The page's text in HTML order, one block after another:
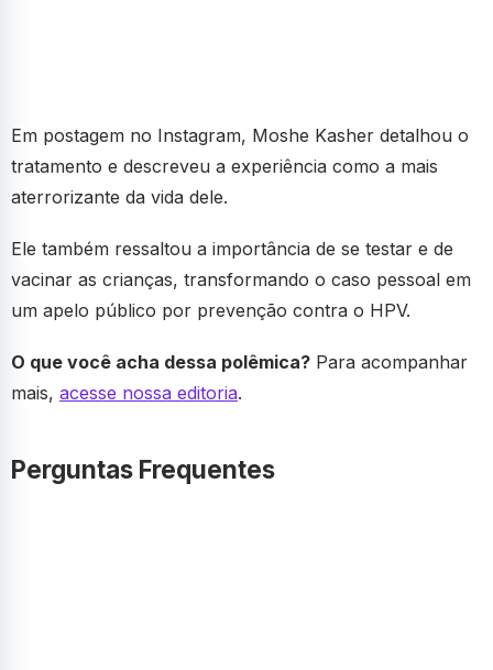
Em postagem no Instagram, Moshe Kasher detalhou o
tratamento e descreveu a experiência como a mais
aterrorizante da vida dele.
Ele também ressaltou a importância de se testar e de
vacinar as crianças, transformando o caso pessoal em
um apelo público por prevenção contra o HPV.
O que você acha dessa polêmica? Para acompanhar
mais, acesse nossa editoria.
Perguntas Frequentes